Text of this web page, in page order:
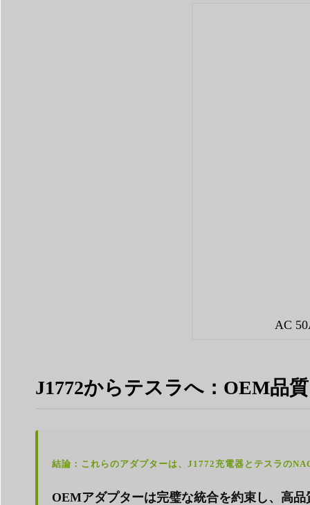
AC
J1772からテスラへ：OEM品
結論：これらのアダプターは、J1772充電器とテスラの
OEMアダプターは完璧な統合を約束し、高